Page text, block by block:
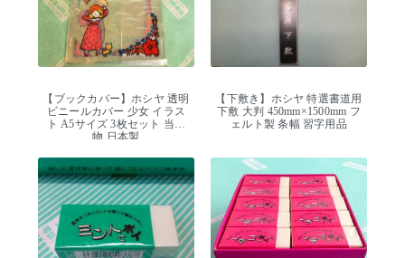
【ブックカバー】ホシヤ 透明
ビニールカバー 少女 イラス
ト A5サイズ 3枚セット 当時
物 日本製
【下敷き】ホシヤ 特選書道用
下敷 大判 450mm×1500mm フ
ェルト製 条幅 習字用品